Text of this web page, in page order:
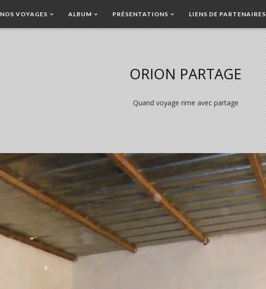
NOS VOYAGES ALBUM PRÉSENTATIONS LIENS DE PARTENAIRES
ORION PARTAGE
Quand voyage rime avec partage